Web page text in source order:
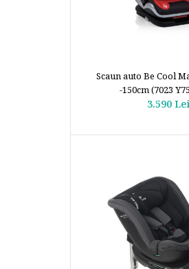
Scaun auto Be Cool
-150cm (7023
3.590 Lei